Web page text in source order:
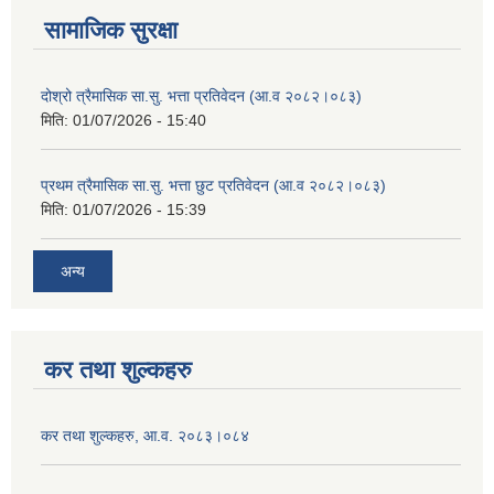
सामाजिक सुरक्षा
दोश्रो त्रैमासिक सा.सु. भत्ता प्रतिवेदन (आ.व २०८२।०८३)
मिति: 01/07/2026 - 15:40
प्रथम त्रैमासिक सा.सु. भत्ता छुट प्रतिवेदन (आ.व २०८२।०८३)
मिति: 01/07/2026 - 15:39
अन्य
कर तथा शुल्कहरु
कर तथा शुल्कहरु, आ.व. २०८३।०८४